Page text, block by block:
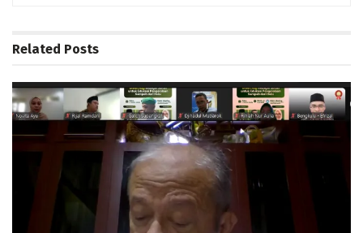
Related Posts